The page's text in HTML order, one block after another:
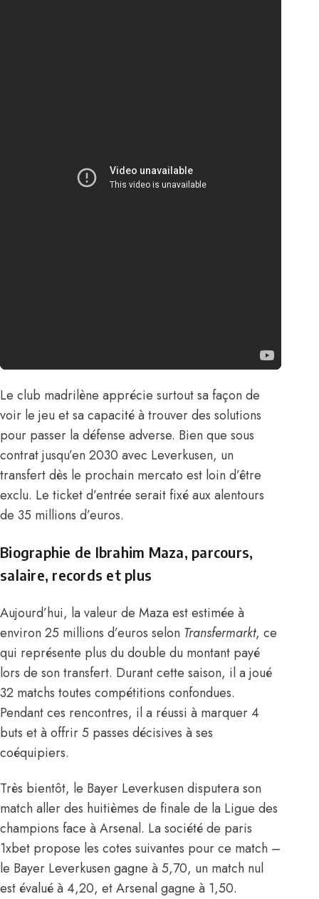
Le club madrilène apprécie surtout sa façon de
voir le jeu et sa capacité à trouver des solutions
pour passer la défense adverse. Bien que sous
contrat jusqu’en 2030 avec Leverkusen, un
transfert dès le prochain mercato est loin d’être
exclu. Le ticket d’entrée serait fixé aux alentours
de 35 millions d’euros.
Biographie de Ibrahim Maza, parcours,
salaire, records et plus
Aujourd’hui, la valeur de Maza est estimée à
environ 25 millions d’euros selon Transfermarkt, ce
qui représente plus du double du montant payé
lors de son transfert. Durant cette saison, il a joué
32 matchs toutes compétitions confondues.
Pendant ces rencontres, il a réussi à marquer 4
buts et à offrir 5 passes décisives à ses
coéquipiers.
Très bientôt, le Bayer Leverkusen disputera son
match aller des huitièmes de finale de la Ligue des
champions face à Arsenal. La société de paris
1xbet propose les cotes suivantes pour ce match –
le Bayer Leverkusen gagne à 5,70, un match nul
est évalué à 4,20, et Arsenal gagne à 1,50.